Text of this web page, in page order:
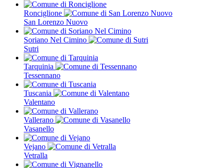
Ronciglione
San Lorenzo Nuovo
Soriano Nel Cimino
Sutri
Tarquinia
Tessennano
Tuscania
Valentano
Vallerano
Vasanello
Vejano
Vetralla